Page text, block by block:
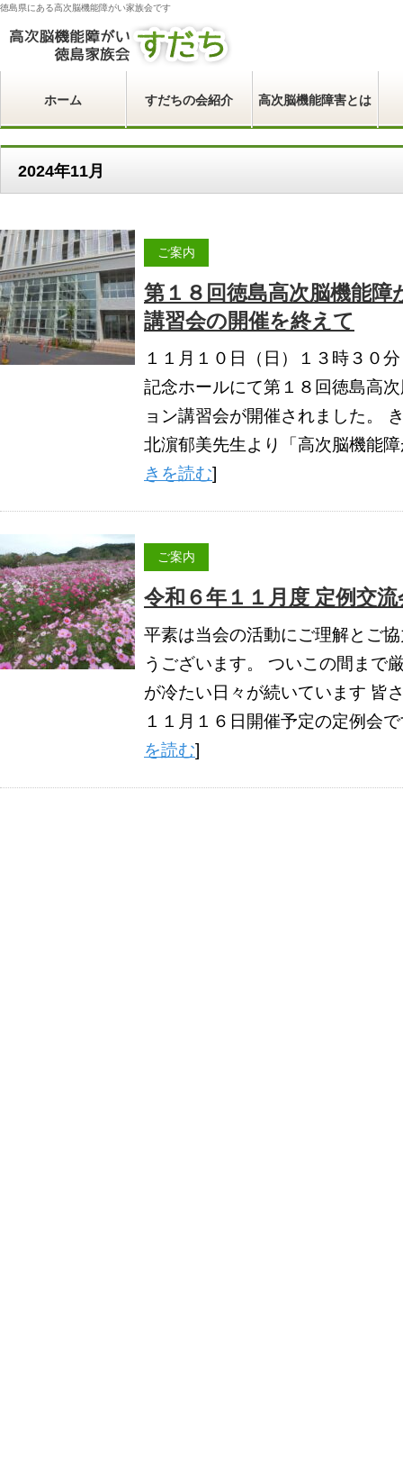
徳島県にある高次脳機能障がい家族会です
ホーム すだちの会紹介 高次脳機能障害とは
2024年11月
ご案内
第１８回徳島高次脳機能
講習会の開催を終えて
１１月１０日（日）１３時３０
記念ホールにて第１８回徳島高
ョン講習会が開催されました。
北濵郁美先生より「高次脳機能
きを読む]
ご案内
令和６年１１月度 定例交
平素は当会の活動にご理解とご
うございます。 ついこの間まで
が冷たい日々が続いています 皆
１１月１６日開催予定の定例会
を読む]